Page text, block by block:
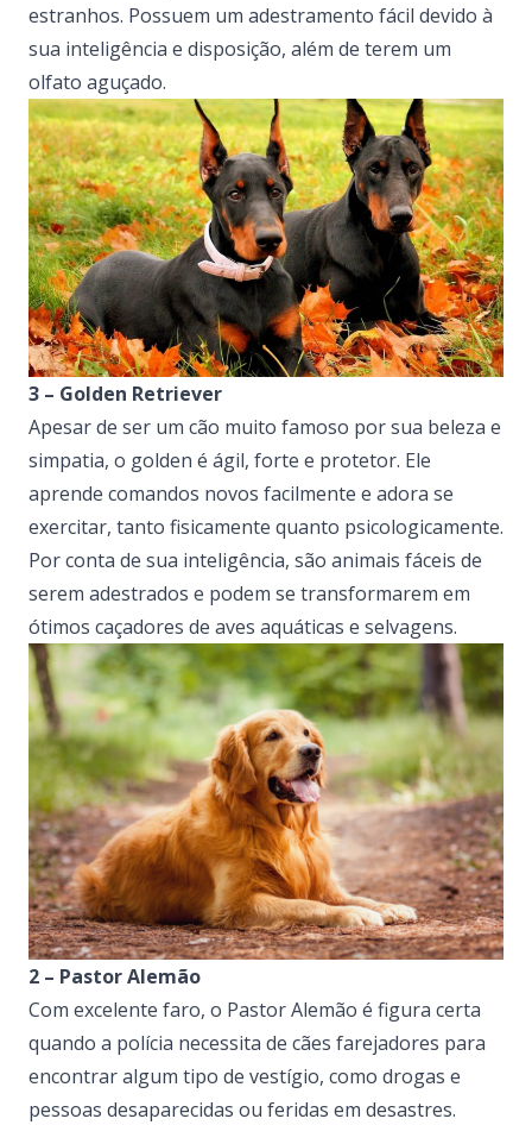
estranhos. Possuem um adestramento fácil devido à
sua inteligência e disposição, além de terem um
olfato aguçado.
3 – Golden Retriever
Apesar de ser um cão muito famoso por sua beleza e
simpatia, o golden é ágil, forte e protetor. Ele
aprende comandos novos facilmente e adora se
exercitar, tanto fisicamente quanto psicologicamente.
Por conta de sua inteligência, são animais fáceis de
serem adestrados e podem se transformarem em
ótimos caçadores de aves aquáticas e selvagens.
2 – Pastor Alemão
Com excelente faro, o Pastor Alemão é figura certa
quando a polícia necessita de cães farejadores para
encontrar algum tipo de vestígio, como drogas e
pessoas desaparecidas ou feridas em desastres.